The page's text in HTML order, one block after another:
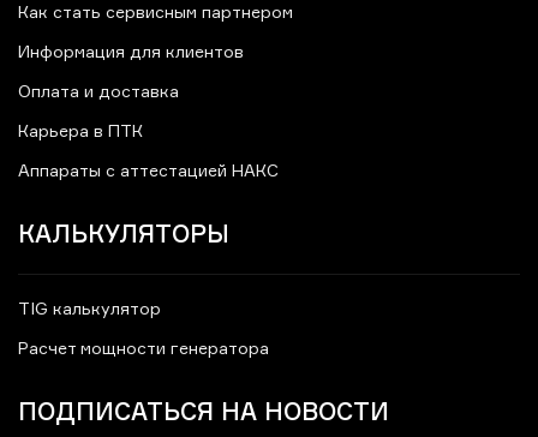
Как стать сервисным партнером
Информация для клиентов
Оплата и доставка
Карьера в ПТК
Аппараты с аттестацией НАКС
КАЛЬКУЛЯТОРЫ
TIG калькулятор
Расчет мощности генератора
ПОДПИСАТЬСЯ НА НОВОСТИ